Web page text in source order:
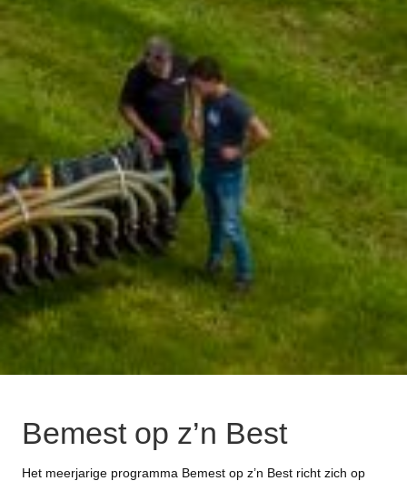
Bemest op z’n Best
Het meerjarige programma Bemest op z’n Best richt zich op